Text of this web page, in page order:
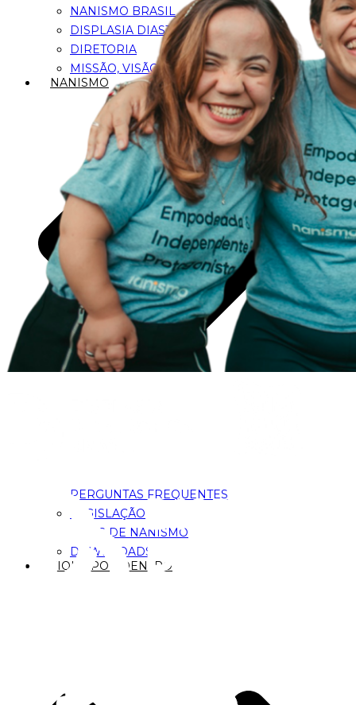
NANISMO BRASIL
DISPLASIA DIASTRÓFICA
DIRETORIA
MISSÃO, VISÃO E VALORES
NANISMO
PERGUNTAS FREQUENTES
LEGISLAÇÃO
TIPOS DE NANISMO
DOWNLOADS
FIQUE POR DENTRO